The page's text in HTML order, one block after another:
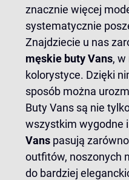
znacznie więcej
systematycznie
Znajdziecie u nas
męskie buty Vans,
kolorystyce. Dzięki
sposób można
Buty Vans są nie
wszystkim wygodne
Vans pasują
outfitów, noszonych
do bardziej